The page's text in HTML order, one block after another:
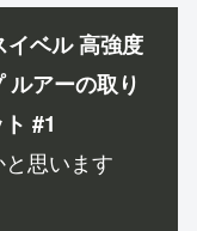
ベル 高強度
ルアーの取り
#1
思います